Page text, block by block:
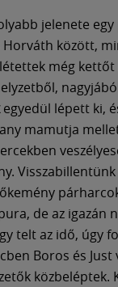
jelenete
között,
még kettőt
egyedül lépett ki,
mamutja
de az igazán
telt az idő, úgy
Boros és